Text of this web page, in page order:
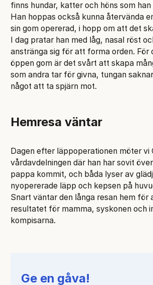
finns hundar, katter och höns som han
Han hoppas också kunna återvända
sin gom opererad, i hopp om att det
I dag pratar han med låg, nasal röst
anstränga sig för att forma orden. För
öppen gom är det svårt att skapa
som andra tar för givna, tungan
något att ta spjärn mot.
Hemresa väntar
Dagen efter läppoperationen möter vi
vårdavdelningen där han har sovit
pappa kommit, och båda lyser av
nyopererade läpp och kepsen på
Snart väntar den långa resan hem för
resultatet för mamma, syskonen och
kompisarna.
Ge en gåva!